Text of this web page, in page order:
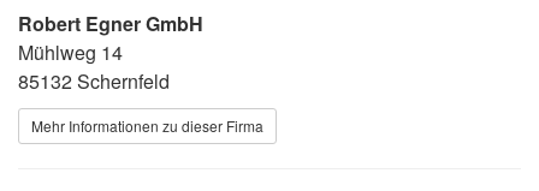
Robert Egner GmbH
Mühlweg 14
85132 Schernfeld
Mehr Informationen zu dieser Firma